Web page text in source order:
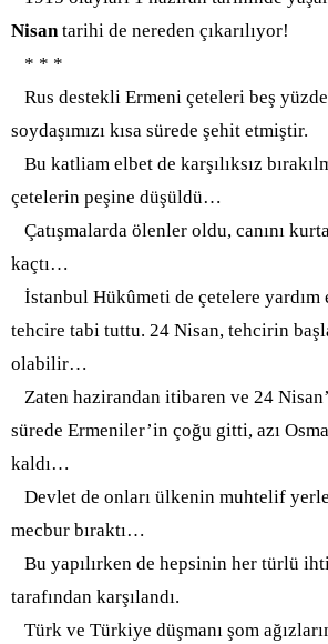
Nisantarihi de nereden çıkarılıyor!
* * *
Rus destekli Ermeni çeteleri beş
soydaşımızı kısa sürede şehit etmiştir.
Bu katliam elbet de karşılıksız
çetelerin peşine düşüldü…
Çatışmalarda ölenler oldu, canını
kaçtı…
İstanbul Hükûmeti de çetelere yardım
tehcire tabi tuttu. 24 Nisan, tehcirin
olabilir…
Zaten hazirandan itibaren ve 24
sürede Ermeniler’in çoğu gitti, azı
kaldı…
Devlet de onları ülkenin muhtelif
mecbur bıraktı…
Bu yapılırken de hepsinin her türlü
tarafından karşılandı.
Türk ve Türkiye düşmanı şom